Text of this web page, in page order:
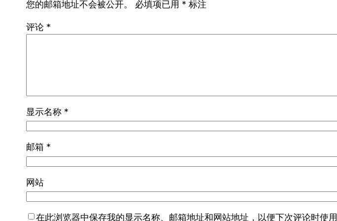
您的邮箱地址不会被公开。 必填项已用 * 标注
评论 *
显示名称 *
邮箱 *
网站
在此浏览器中保存我的显示名称、邮箱地址和网站地址，以便下次评论时使用